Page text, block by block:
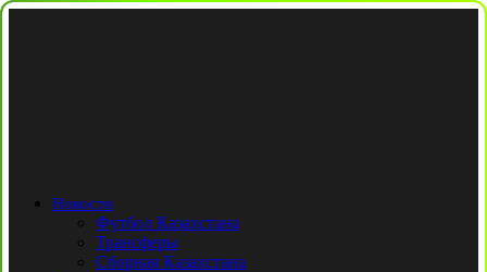
Новости
Футбол Казахстана
Трансферы
Сборная Казахстана